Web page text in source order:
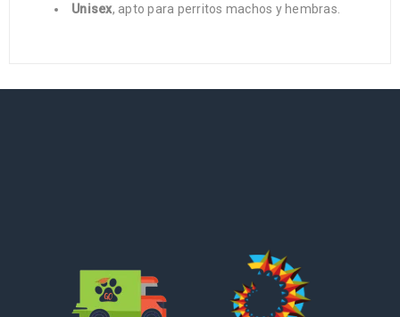
Unisex, apto para perritos machos y hembras.